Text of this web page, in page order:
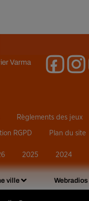
ville Webradios
Varma
Règlements des jeux
RGPD Plan du site
2025 2024